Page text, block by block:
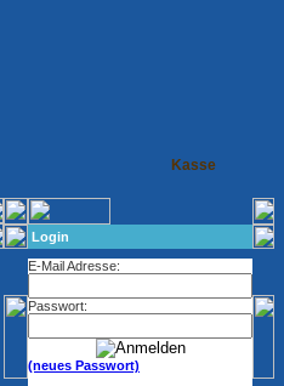
Kasse
Login
E-Mail Adresse:
Passwort:
(neues Passwort)